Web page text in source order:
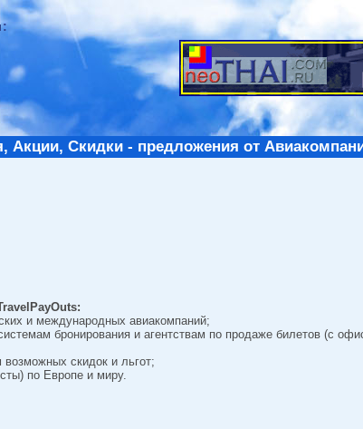
Скидки - предложения от
и международных авиакомпаний;
бронирования и агентствам по продаже билетов (с
скидок и льгот;
по Европе и миру.